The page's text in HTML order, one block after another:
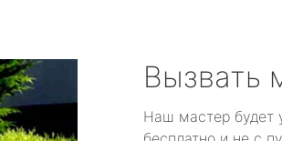
Вызвать
Наш мастер будет